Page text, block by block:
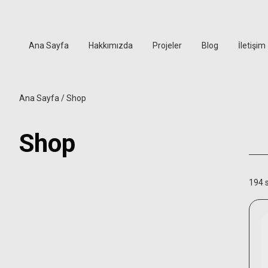
Ana Sayfa Hakkımızda Projeler Blog İletişim
Ana Sayfa / Shop
Shop
194